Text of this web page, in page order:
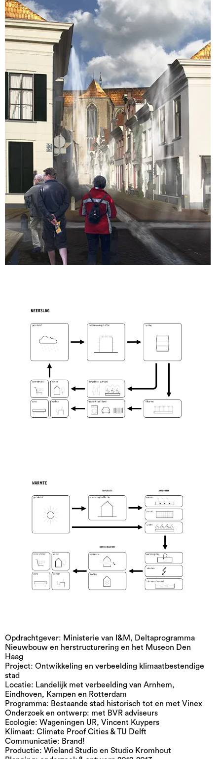
Opdrachtgever: Ministerie van I&M, Deltaprogramma
Nieuwbouw en herstructurering en het Museon Den
Haag
Project: Ontwikkeling en verbeelding klimaatbestendige
stad
Locatie: Landelijk met verbeelding van Arnhem,
Eindhoven, Kampen en Rotterdam
Programma: Bestaande stad historisch tot en met Vinex
Onderzoek en ontwerp: met BVR adviseurs
Ecologie: Wageningen UR, Vincent Kuypers
Klimaat: Climate Proof Cities & TU Delft
Communicatie: Brand!
Productie: Wieland Studio en Studio Kromhout